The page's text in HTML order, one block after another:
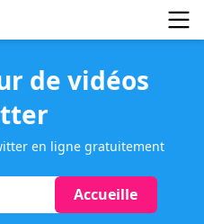
de vidéos
en ligne gratuitement
Accueille